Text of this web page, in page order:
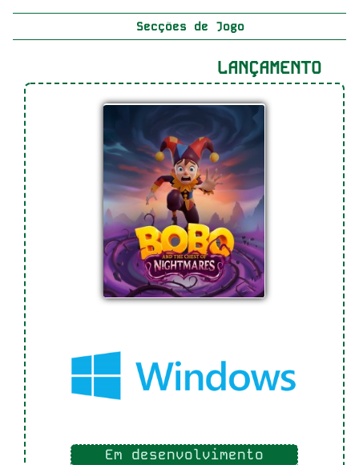
Secções de Jogo
LANÇAMENTO
Em desenvolvimento